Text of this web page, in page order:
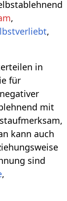
,
,
in
für
mit
kann auch
sind
,